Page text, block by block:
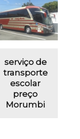
serviço de
transporte
escolar
preço
Morumbi